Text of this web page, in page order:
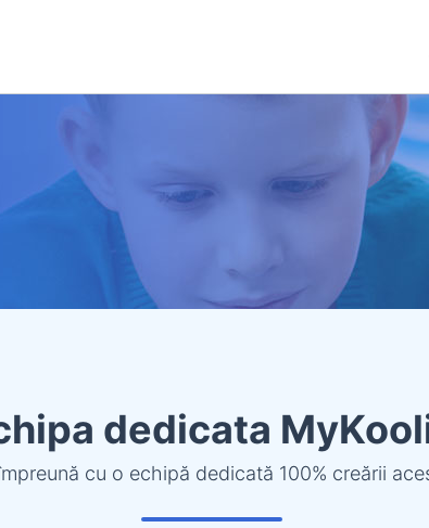
dedicata
cu o echipă dedicată 100% creării